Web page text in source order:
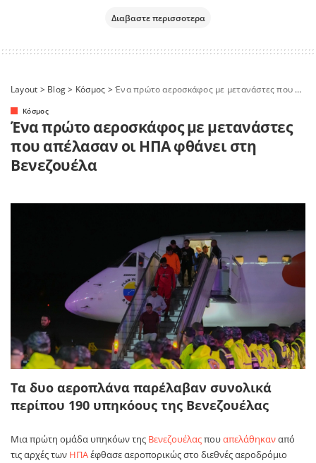
Διαβαστε περισσοτερα
Layout > Blog> Κόσμος >Ένα πρώτο αεροσκάφος με μετανάστες που απέλασαν οι ΗΠΑ φθάνει στη Βενεζουέλα
Κόσμος
Ένα πρώτο αεροσκάφος με μετανάστες
που απέλασαν οι ΗΠΑ φθάνει στη
Βενεζουέλα
Tα δυο αεροπλάνα παρέλαβαν συνολικά
περίπου 190 υπηκόους της Βενεζουέλας
Μια πρώτη ομάδα υπηκόων της Βενεζουέλαςπουαπελάθηκαναπό
τις αρχές των ΗΠΑέφθασε αεροπορικώς στο διεθνές αεροδρόμιο